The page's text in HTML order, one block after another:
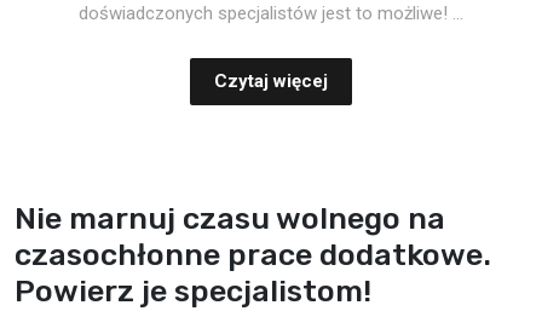
doświadczonych specjalistów jest to możliwe! ...
Czytaj więcej
Nie marnuj czasu wolnego na
czasochłonne prace dodatkowe.
Powierz je specjalistom!